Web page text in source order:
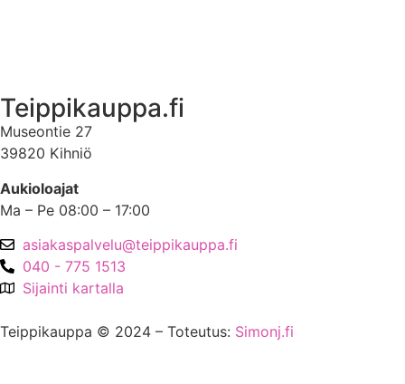
Teippikauppa.fi
Museontie 27
39820 Kihniö
Aukioloajat
Ma – Pe 08:00 – 17:00
asiakaspalvelu@teippikauppa.fi
040 - 775 1513
Sijainti kartalla
Teippikauppa © 2024 – Toteutus: Simonj.fi